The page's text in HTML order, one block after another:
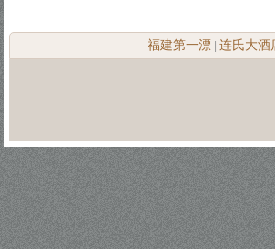
福建第一漂 连氏大酒